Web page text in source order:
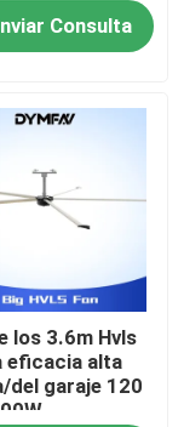
Consulta
los 3.6m Hvls
eficacia alta
del garaje 120